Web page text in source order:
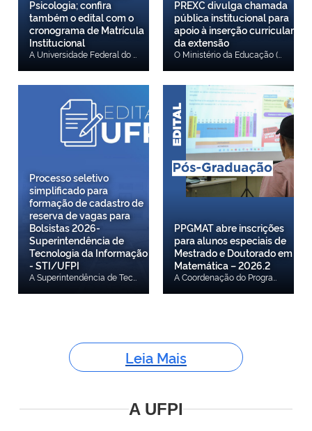
Psicologia; confira
também o edital com o
cronograma de Matrícula
Institucional
PREXC divulga chamada
pública institucional para
apoio à inserção curricular
da extensão
Processo seletivo
simplificado para
formação de cadastro de
reserva de vagas para
Bolsistas 2026-
Superintendência de
Tecnologia da Informação
- STI/UFPI
PPGMAT abre inscrições
para alunos especiais de
Mestrado e Doutorado em
Matemática – 2026.2
Leia Mais
A UFPI